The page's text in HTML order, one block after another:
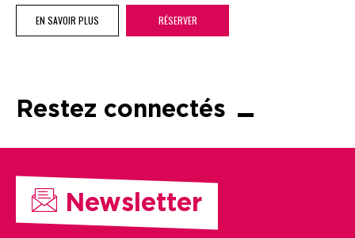
EN SAVOIR PLUS RÉSERVER
Restez connectés
Newsletter